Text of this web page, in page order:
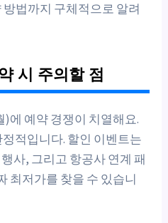
법까지 구체적으로 알려
시 주의할 점
)에 예약 경쟁이 치열해요.
적입니다. 할인 이벤트는
사, 그리고 항공사 연계 패
최저가를 찾을 수 있습니